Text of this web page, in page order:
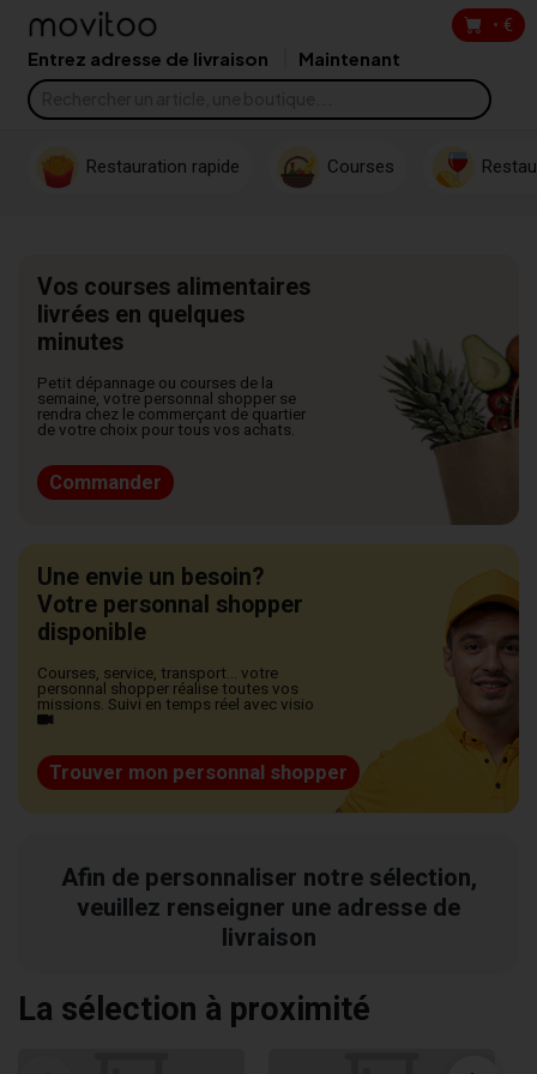
Entrez adresse de livraison Maintenant
• €
Restauration rapide Courses
Vos courses alimentaires
livrées en quelques
minutes
Petit dépannage ou courses de la
semaine, votre personnal shopper se
rendra chez le commerçant de quartier
de votre choix pour tous vos achats.
Commander
Une envie un besoin?
Votre personnal shopper
disponible
Courses, service, transport... votre
personnal shopper réalise toutes vos
missions. Suivi en temps réel avec visio
Trouver mon personnal shopper
Afin de personnaliser notre sélection,
veuillez renseigner une adresse de
livraison
La sélection à proximité